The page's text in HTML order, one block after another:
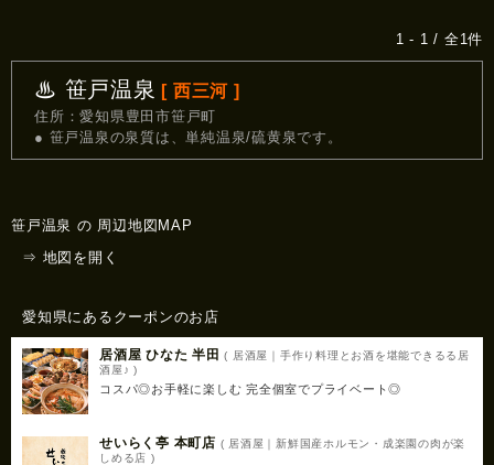
1 - 1 / 全1件
♨ 笹戸温泉 [ 西三河 ]
住所：愛知県豊田市笹戸町
● 笹戸温泉の泉質は、単純温泉/硫黄泉です。
笹戸温泉 の 周辺地図MAP
⇒ 地図を開く
愛知県にあるクーポンのお店
居酒屋 ひなた 半田 ( 居酒屋｜手作り料理とお酒を堪能できるる居
酒屋♪ )
コスパ◎お手軽に楽しむ 完全個室でプライベート◎
せいらく亭 本町店 ( 居酒屋｜新鮮国産ホルモン・成楽園の肉が楽
しめる店 )